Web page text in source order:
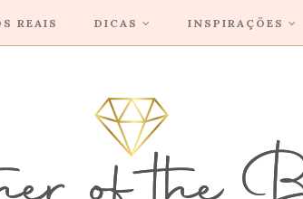
REAIS DICAS INSPIRAÇÕES